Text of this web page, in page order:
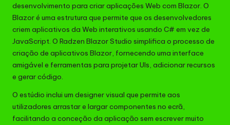
desenvolvimento para criar aplicações Web com Blazor. O
Blazor é uma estrutura que permite que os desenvolvedores
criem aplicativos da Web interativos usando C# em vez de
JavaScript. O Radzen Blazor Studio simplifica o processo de
criação de aplicativos Blazor, fornecendo uma interface
amigável e ferramentas para projetar UIs, adicionar recursos
e gerar código.
O estúdio inclui um designer visual que permite aos
utilizadores arrastar e largar componentes no ecrã,
facilitando a conceção da aplicação sem escrever muito